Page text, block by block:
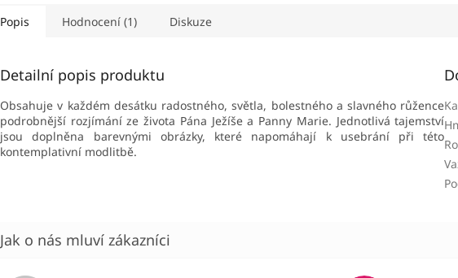
Popis Hodnocení (1) Diskuze
Detailní popis produktu
Obsahuje v každém desátku radostného, světla, bolestného a slavného růžence
podrobnější rozjímání ze života Pána Ježíše a Panny Marie. Jednotlivá tajemství
jsou doplněna barevnými obrázky, které napomáhají k usebrání při této
kontemplativní modlitbě.